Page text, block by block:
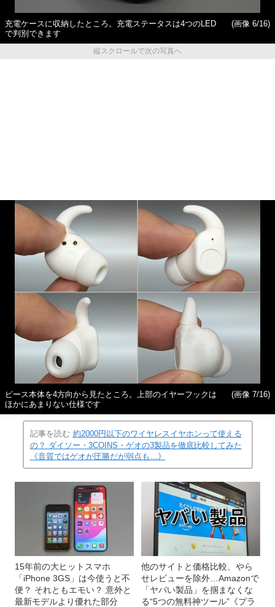
充電ケースに収納したところ。充電ステータスは4つのLED
で判別できます
(画像 6/16)
縦スクロールで次の写真へ
ピース本体を4方向から見たところ。上部のイヤーフックは
ほかにあまりない仕様です
(画像 7/16)
記事を読む 約2000円以下のワイヤレスイヤホンって使える
の？ ダイソー・3COINS・ゲオの3製品を徹底比較してみた
《音質ではゲオが圧勝だが弱点も…》
15年前の大ヒットスマホ
「iPhone 3GS」は今使うと不
便？ それともエモい？ 意外と
最新モデルより優れた部分
他のサイトと価格比較、やら
せレビューを除外…Amazonで
「ヤバい製品」を掴まなくな
る“5つの無料神ツール”《プラ